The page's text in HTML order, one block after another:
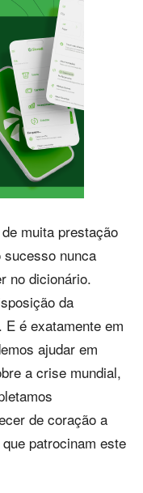
muita prestação
nunca
no dicionário.
da
é exatamente em
ajudar em
a crise mundial,
de coração a
patrocinam este